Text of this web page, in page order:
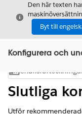
Stäng
Den här texten
Byt till
Konfigurera och
Visa
Innehållsförteckningar
Slutliga
Utför